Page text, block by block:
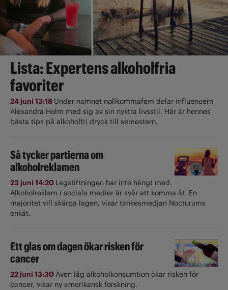
Lista: Expertens alkoholfria
favoriter
24 juni 13:18 Under namnet nollkommafem delar influencern
Alexandra Holm med sig av sin nyktra livsstil. Här är hennes
bästa tips på alkoholfri dryck till semestern.
Så tycker partierna om
alkoholreklamen
23 juni 14:20 Lagstiftningen har inte hängt med.
Alkoholreklam i sociala medier är svår att komma åt. En
majoritet vill skärpa lagen, visar tankesmedjan Nocturums
enkät.
Ett glas om dagen ökar risken för
cancer
22 juni 13:30Även låg alkoholkonsumtion ökar risken för
cancer, visar ny amerikansk forskning.